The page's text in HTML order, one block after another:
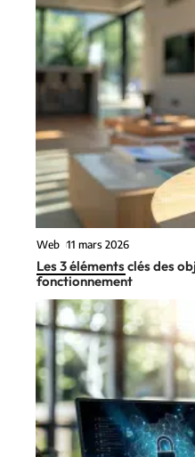
Web 11 mars 2026
Les 3 éléments clés des
fonctionnement